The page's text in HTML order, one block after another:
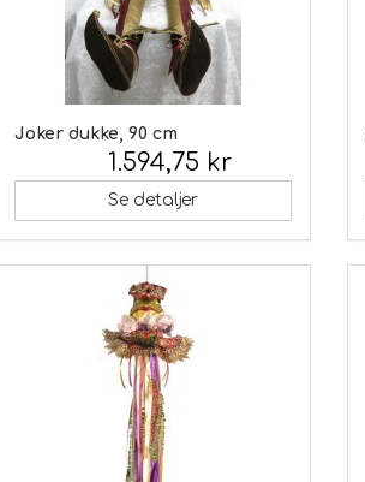
Joker dukke, 90 cm
1.594,75 kr
Se detaljer